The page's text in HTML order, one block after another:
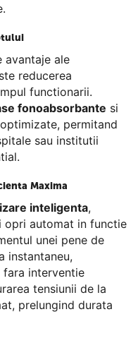
avantaje ale
reducerea
functionarii.
fonoabsorbante si
permitand
sau institutii
Maxima
inteligenta,
opri automat in functie
unei pene de
instantaneu,
fara interventie
tensiunii de la
prelungind durata